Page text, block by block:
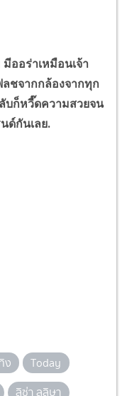
ออร่าเหมือนเจ้า
ลชจากกล้องจากทุก
บก็หวี๊ดความสวยจน
ด์กันเลย.
ง
Today
ลิซ่า ลลิษา